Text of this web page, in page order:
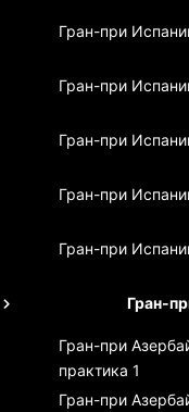
Гран-при
Гран-при
Гран-при
Гран-при
Гран-при
Гран-
Гран-при
практика 1
Гран-при